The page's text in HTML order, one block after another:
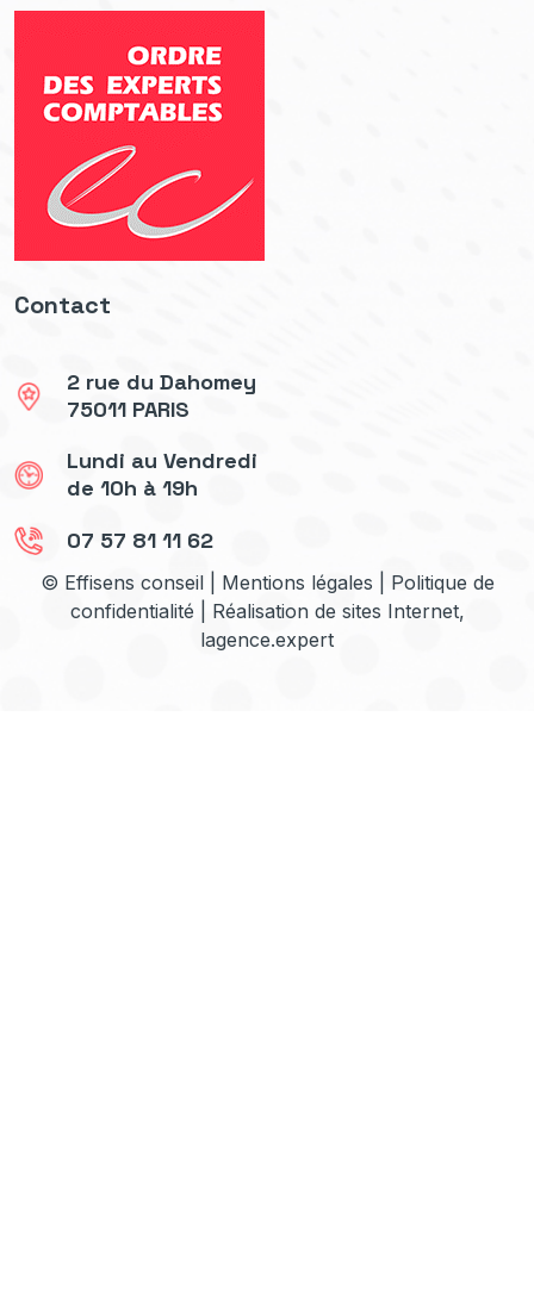
Contact
2 rue du Dahomey
75011 PARIS
Lundi au Vendredi
de 10h à 19h
07 57 81 11 62
© Effisens conseil | Mentions légales
Politique de
confidentialité | Réalisation de sites Internet,
lagence.expert